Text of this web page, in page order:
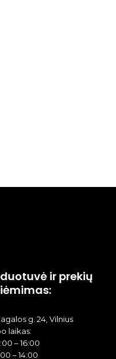
ir prekių
g. 24, Vilnius
laikas:
– 16:00
– 14:00